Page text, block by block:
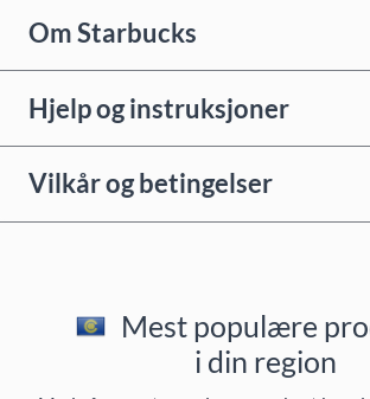
Om Starbucks
Hjelp og instruksjoner
Vilkår og betingelser
Mest populære
i din region